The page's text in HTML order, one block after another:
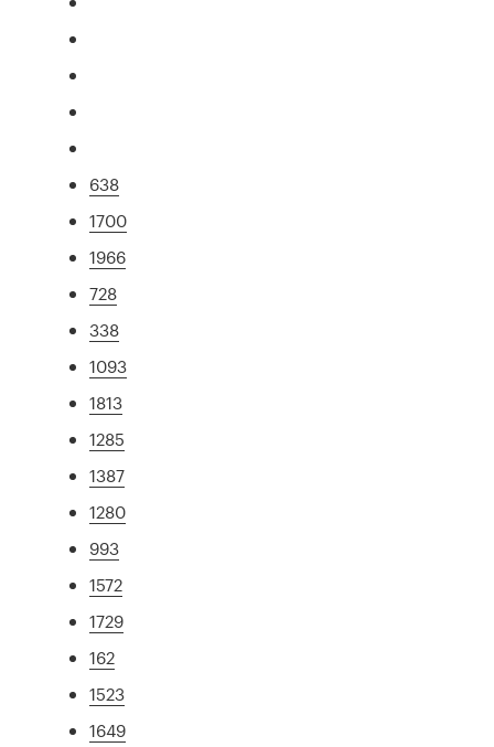
638
1700
1966
728
338
1093
1813
1285
1387
1280
993
1572
1729
162
1523
1649